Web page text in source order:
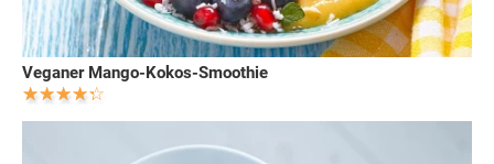
Veganer Mango-Kokos-Smoothie